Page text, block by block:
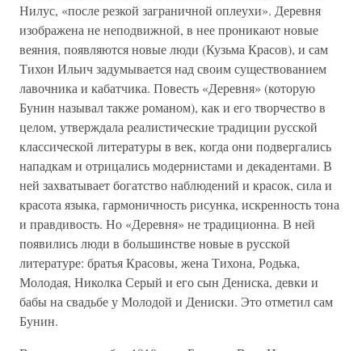
Нилус, «после резкой заграничной оплеухи». Деревня
изображена не неподвижной, в нее проникают новые
веяния, появляются новые люди (Кузьма Красов), и сам
Тихон Ильич задумывается над своим существованием
лавочника и кабатчика. Повесть «Деревня» (которую
Бунин называл также романом), как и его творчество в
целом, утверждала реалистические традиции русской
классической литературы в век, когда они подвергались
нападкам и отрицались модернистами и декадентами. В
ней захватывает богатство наблюдений и красок, сила и
красота языка, гармоничность рисунка, искренность тона
и правдивость. Но «Деревня» не традиционна. В ней
появились люди в большинстве новые в русской
литературе: братья Красовы, жена Тихона, Родька,
Молодая, Николка Серый и его сын Дениска, девки и
бабы на свадьбе у Молодой и Дениски. Это отметил сам
Бунин.